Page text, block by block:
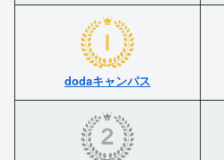
dodaキャンパス